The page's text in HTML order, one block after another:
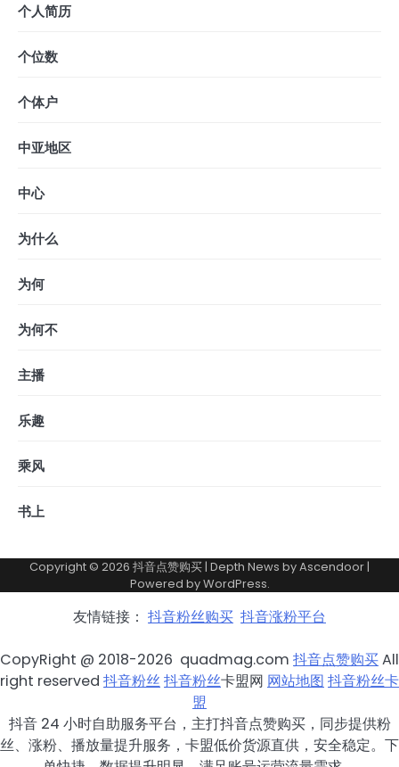
个人简历
个位数
个体户
中亚地区
中心
为什么
为何
为何不
主播
乐趣
乘风
书上
Copyright © 2026 抖音点赞购买| Depth News byAscendoor|
Powered byWordPress.
友情链接： 抖音粉丝购买 抖音涨粉平台
CopyRight @ 2018-2026 quadmag.com 抖音点赞购买All
right reserved 抖音粉丝抖音粉丝卡盟网 网站地图 抖音粉丝卡
盟
抖音 24 小时自助服务平台，主打抖音点赞购买，同步提供粉
丝、涨粉、播放量提升服务，卡盟低价货源直供，安全稳定。下